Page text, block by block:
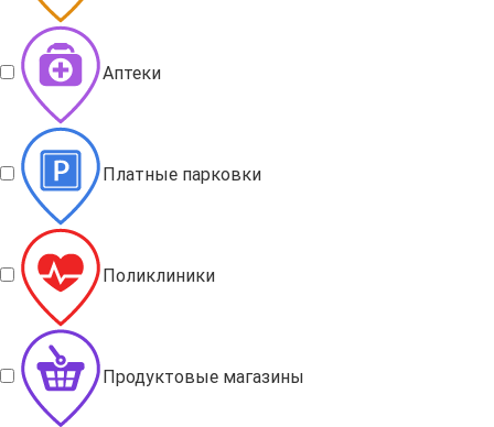
Аптеки
Платные парковки
Поликлиники
Продуктовые магазины